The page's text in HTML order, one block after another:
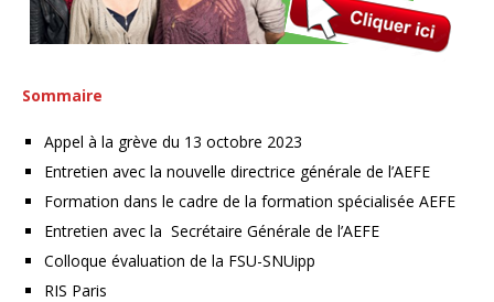
Sommaire
Appel à la grève du 13 octobre 2023
Entretien avec la nouvelle directrice générale de l’AEFE
Formation dans le cadre de la formation spécialisée AEFE
Entretien avec la Secrétaire Générale de l’AEFE
Colloque évaluation de la FSU-SNUipp
RIS Paris